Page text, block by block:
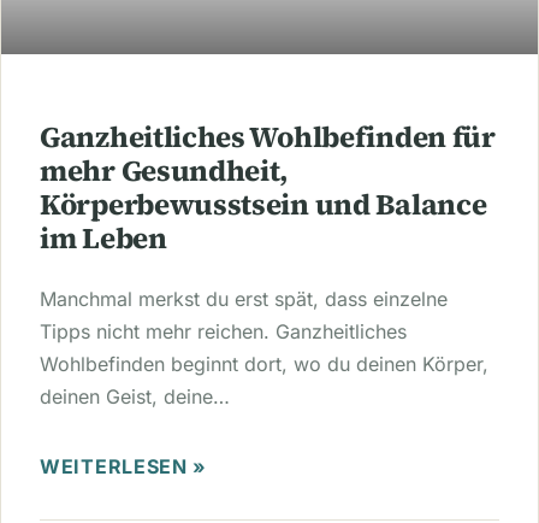
Ganzheitliches Wohlbefinden für
mehr Gesundheit,
Körperbewusstsein und Balance
im Leben
Manchmal merkst du erst spät, dass einzelne
Tipps nicht mehr reichen. Ganzheitliches
Wohlbefinden beginnt dort, wo du deinen Körper,
deinen Geist, deine…
WEITERLESEN »